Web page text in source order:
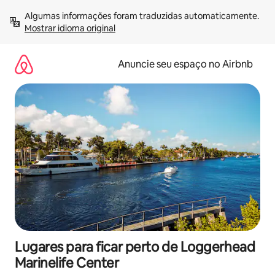
para
Mostrar idioma original
Anuncie seu espaço no Airbnb
Lugares para ficar perto de Loggerhead
Marinelife Center